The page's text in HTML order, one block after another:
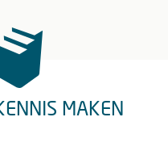
MAKEN